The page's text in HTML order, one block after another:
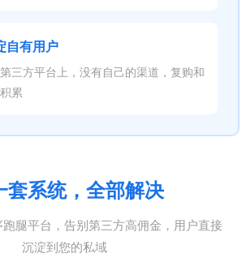
自有用户
三方平台上，没有自己的渠道，复购和
累
套系统，全部解决
腿平台，告别第三方高佣金，用户直接
沉淀到您的私域